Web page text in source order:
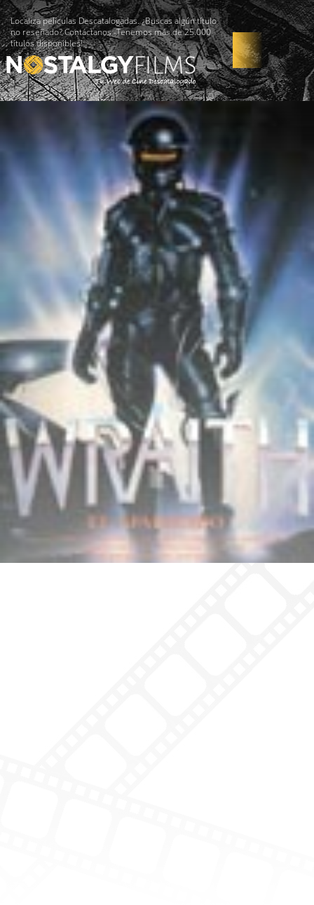
Localiza películas Descatalogadas. ¿Buscas algún título
no reseñado? Contáctanos -Tenemos más de 25.000
títulos disponibles!